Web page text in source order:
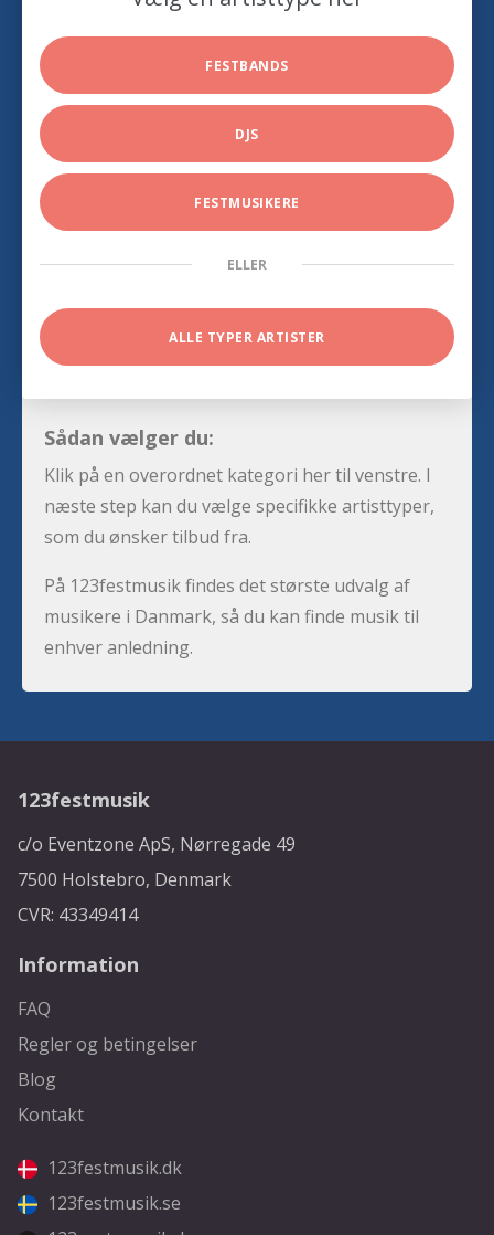
FESTBANDS
DJS
FESTMUSIKERE
ELLER
ALLE TYPER ARTISTER
Sådan vælger du:
Klik på en overordnet kategori her til venstre. I
næste step kan du vælge specifikke artisttyper,
som du ønsker tilbud fra.
På 123festmusik findes det største udvalg af
musikere i Danmark, så du kan finde musik til
enhver anledning.
123festmusik
c/o Eventzone ApS, Nørregade 49
7500 Holstebro, Denmark
CVR: 43349414
Information
FAQ
Regler og betingelser
Blog
Kontakt
123festmusik.dk
123festmusik.se